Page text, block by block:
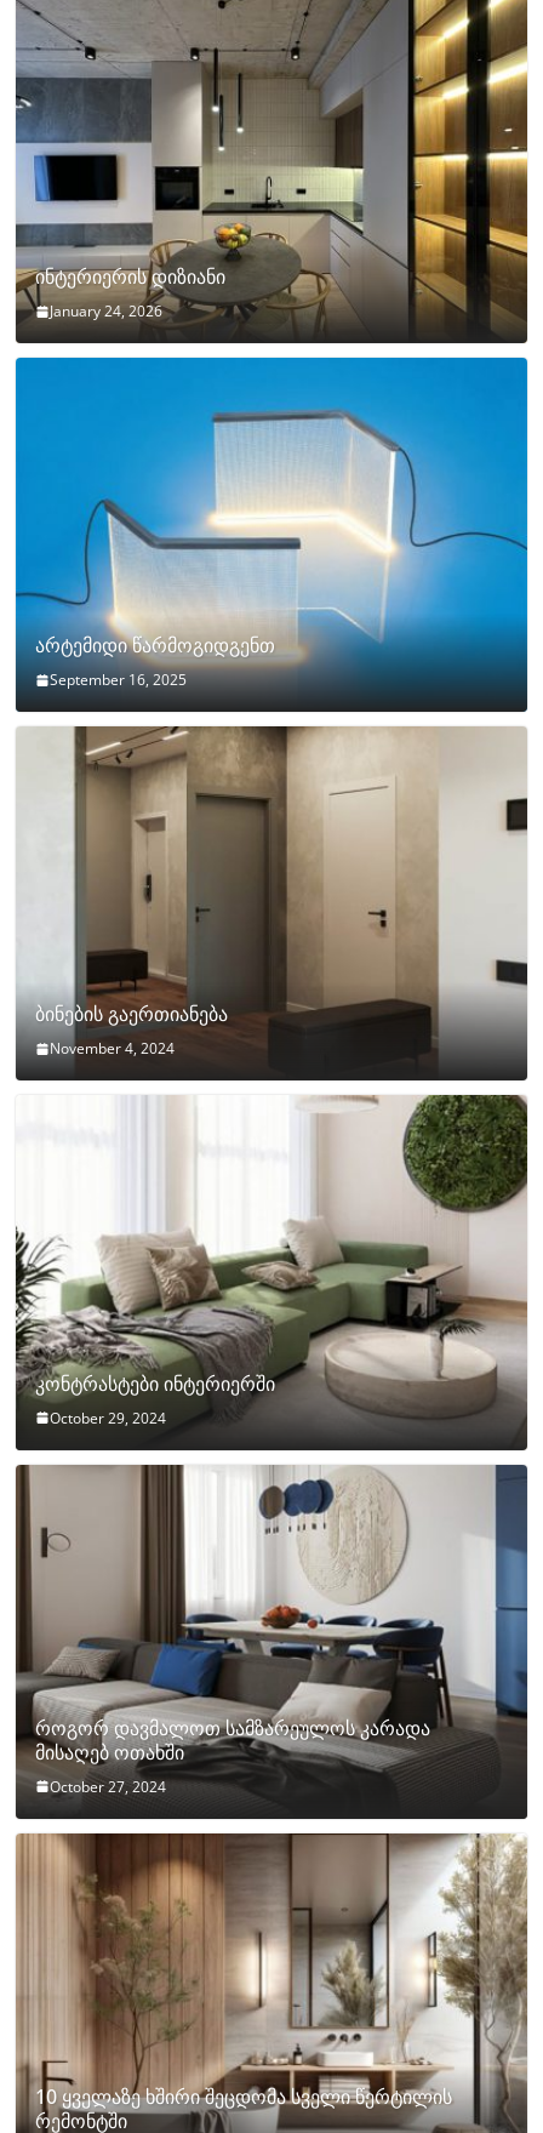
ინტერიერის დიზიანი
January 24, 2026
არტემიდი წარმოგიდგენთ
September 16, 2025
ბინების გაერთიანება
November 4, 2024
კონტრასტები ინტერიერში
October 29, 2024
როგორ დავმალოთ სამზარეულოს კარადა
მისაღებ ოთახში
October 27, 2024
10 ყველაზე ხშირი შეცდომა სველი წერტილის
რემონტში